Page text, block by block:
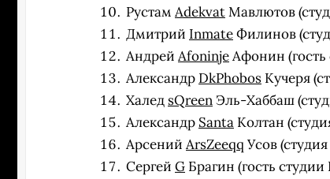
Рустам AdekvatМавлютов
Дмитрий InmateФилинов
Андрей AfoninjeАфонин (гость
Александр DkPhobos Кучеря
Халед sQreenЭль-Хаббаш
Александр Santa Колтан
Арсений ArsZeeqq Усов
Сергей G Брагин (гость студии